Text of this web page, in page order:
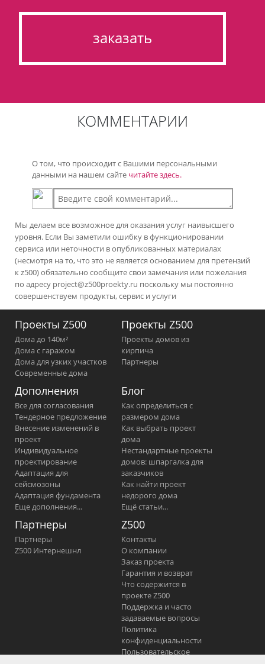
заказать
КОММЕНТАРИИ
О том, что происходит с Вашими персональными
данными на нашем сайте читайте здесь.
Мы делаем все возможное для оказания услуг наивысшего
уровня. Если Вы заметили ошибку в функционировании
сервиса или неточности в опубликованных материалах
(несмотря на то, что это не является основанием для претензий
к z500) обязательно сообщите свои замечания или пожелания
по адресу project@z500proekty.ru поскольку мы постоянно
совершенствуем продукты, сервис и услуги
Проекты Z500
Дома до 140м²
Дома с гаражом
Дома для узких участков
Современные дома
Проекты Z500
Проекты домов из
кирпича
Партнеры
Дополнения
Все для согласования
Тендерное предложение
Внесение изменений в
проект
Индивидуальное
проектирование
Адаптация для
сейсмозоны
Адаптация фундамента
Еще дополнения...
Блог
Как определиться с
размером дома
Как выбрать проект
дома
Нестандартные проекты
домов: шпаргалка для
заказчиков
Как найти проект
недорого дома
Ещё статьи...
Партнеры
Партнеры
Z500 Интернешнл
Z500
Контакты
О компании
Заказ проекта
Гарантия и возврат
Что содержится в
проекте Z500
Поддержка и часто
задаваемые вопросы
Политика
конфиденциальности
Пользовательское